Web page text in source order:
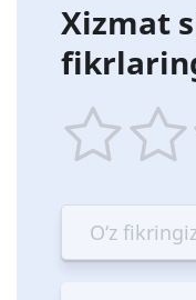
Xizmat
star
Terrible
stars
—
Bad